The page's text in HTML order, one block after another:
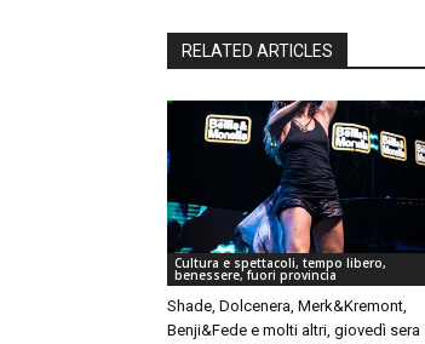
RELATED ARTICLES
Cultura e spettacoli, tempo libero,
benessere, fuori provincia
Shade, Dolcenera, Merk&Kremont,
Benji&Fede e molti altri, giovedì sera